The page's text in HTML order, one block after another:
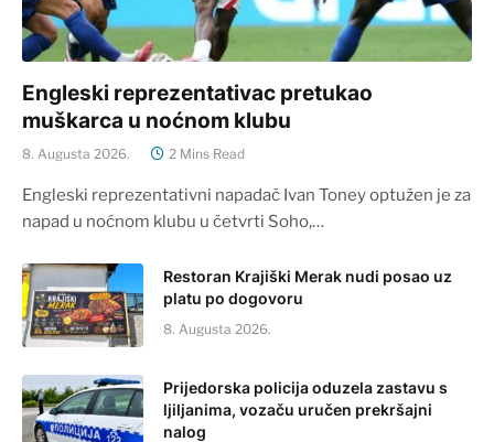
Engleski reprezentativac pretukao
muškarca u noćnom klubu
8. Augusta 2026. 2 Mins Read
Engleski reprezentativni napadač Ivan Toney optužen je za
napad u noćnom klubu u četvrti Soho,…
Restoran Krajiški Merak nudi posao uz
platu po dogovoru
8. Augusta 2026.
Prijedorska policija oduzela zastavu s
ljiljanima, vozaču uručen prekršajni
nalog